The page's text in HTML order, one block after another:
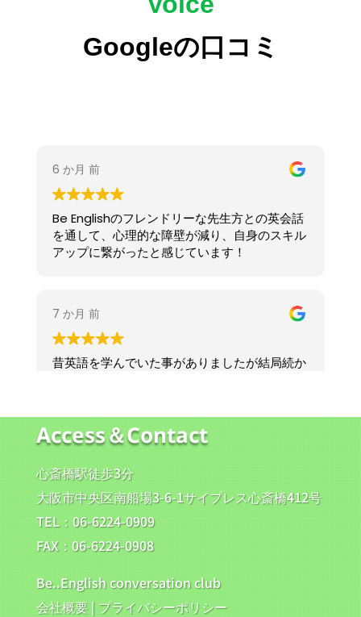
Googleの口コミ
Access＆Contact
心斎橋駅徒歩3分
大阪市中央区南船場3-6-1サイプレス心斎橋412号
TEL：06-6224-0909
FAX：06-6224-0908
Be..English conversation club
会社概要| プライバシーポリシー